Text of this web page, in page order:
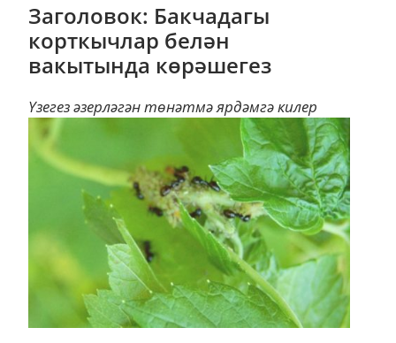
Заголовок: Бакчадагы
корткычлар белән
вакытында көрәшегез
Үзегез әзерләгән төнәтмә ярдәмгә килер